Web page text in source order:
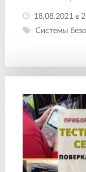
18.08.2021 в
Системы